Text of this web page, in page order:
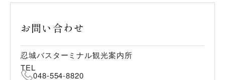
お問い合わせ
忍城バスターミナル観光案内所
TEL
048-554-8820